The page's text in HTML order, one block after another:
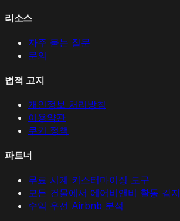
리소스
자주 묻는 질문
문의
법적 고지
개인정보 처리방침
이용약관
쿠키 정책
파트너
무료 시계 커스터마이징 도구
모든 건물에서 에어비앤비 활동 감지
수익 우선 Airbnb 분석